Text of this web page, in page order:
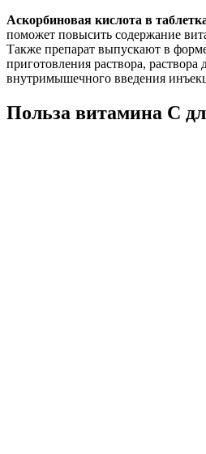
Аскорбиновая кислота в
поможет повысить содержание
Также препарат выпускают в
приготовления раствора, раствора
внутримышечного введения
Польза витамина С